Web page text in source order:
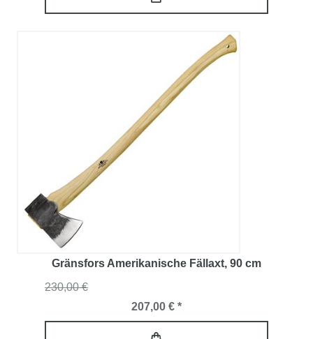
Gränsfors Amerikanische Fällaxt, 90 cm
230,00 €
207,00 € *